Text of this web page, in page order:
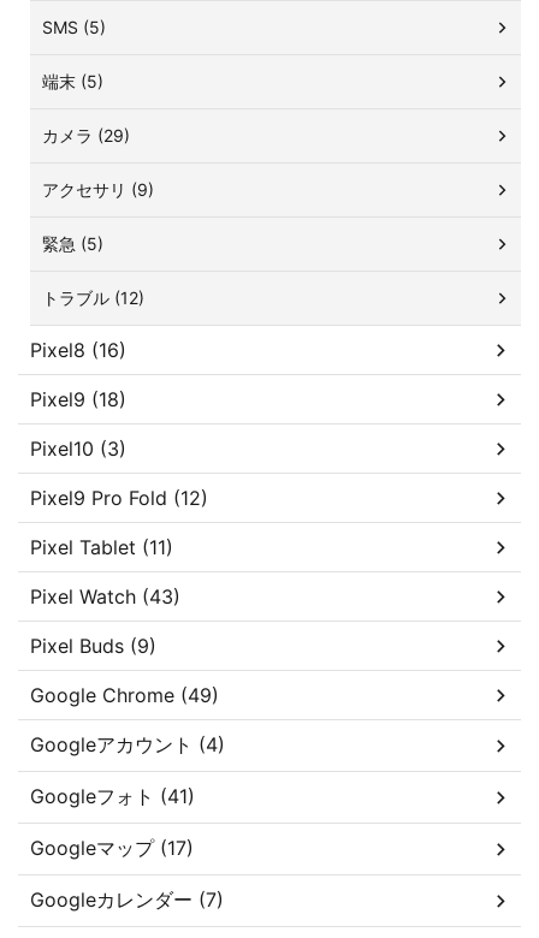
SMS (5)
端末 (5)
カメラ (29)
アクセサリ (9)
緊急 (5)
トラブル (12)
Pixel8 (16)
Pixel9 (18)
Pixel10 (3)
Pixel9 Pro Fold (12)
Pixel Tablet (11)
Pixel Watch (43)
Pixel Buds (9)
Google Chrome (49)
Googleアカウント (4)
Googleフォト (41)
Googleマップ (17)
Googleカレンダー (7)